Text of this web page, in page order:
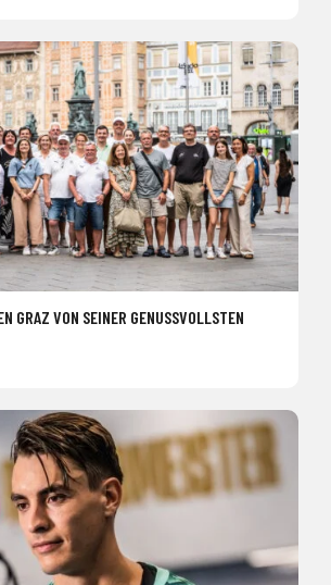
GRAZ VON SEINER GENUSSVOLLSTEN